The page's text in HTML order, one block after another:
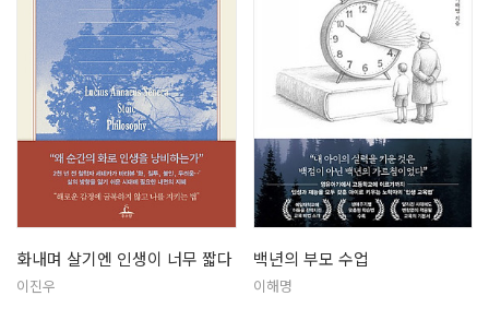
화내며 살기엔 인생이 너무 짧다
이진우
백년의 부모 수업
이해명